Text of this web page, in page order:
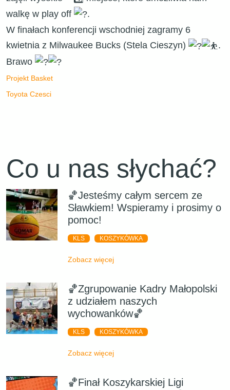
walkę w play off
.
W finałach konferencji wschodniej zagramy 6
kwietnia z Milwaukee Bucks (Stela Cieszyn)
.
Brawo
Projekt Basket
Toyota Czesci
Co u nas słychać?
🏀Jesteśmy całym sercem ze
Sławkiem! Wspieramy i prosimy o
pomoc!
KLS KOSZYKÓWKA
Zobacz więcej
🏀Zgrupowanie Kadry Małopolski
z udziałem naszych
wychowanków🏀
KLS KOSZYKÓWKA
Zobacz więcej
🏀Finał Koszykarskiej Ligi